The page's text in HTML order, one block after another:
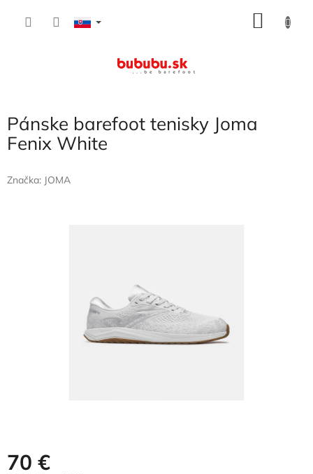
Pánske barefoot tenisky Joma
Fenix White
Značka: JOMA
70 €